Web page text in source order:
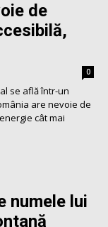
de
0
se află într-un
are nevoie de
cât mai
numele lui